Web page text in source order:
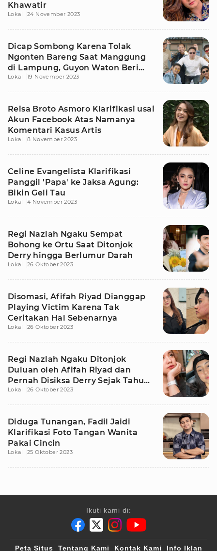
Khawatir
Lokal 24 November 2023
Dicap Sombong Karena Tolak
Ngonten Bareng Saat Manggung
di Lampung, Guyon Waton Beri
Klarifikasi Ini
Lokal 19 November 2023
Reisa Broto Asmoro Klarifikasi usai
Akun Facebook Atas Namanya
Komentari Kasus Artis
Lokal 8 November 2023
Celine Evangelista Klarifikasi
Panggil 'Papa' ke Jaksa Agung:
Bikin Geli Tau
Lokal 4 November 2023
Regi Nazlah Ngaku Sempat
Bohong ke Ortu Saat Ditonjok
Derry hingga Berlumur Darah
Lokal 26 Oktober 2023
Disomasi, Afifah Riyad Dianggap
Playing Victim Karena Tak
Ceritakan Hal Sebenarnya
Lokal 26 Oktober 2023
Regi Nazlah Ngaku Ditonjok
Duluan oleh Afifah Riyad dan
Pernah Disiksa Derry Sejak Tahun
2015
Lokal 26 Oktober 2023
Diduga Tunangan, Fadil Jaidi
Klarifikasi Foto Tangan Wanita
Pakai Cincin
Lokal 25 Oktober 2023
Ikuti kami di:
Peta Situs Tentang Kami Kontak Kami Info Iklan